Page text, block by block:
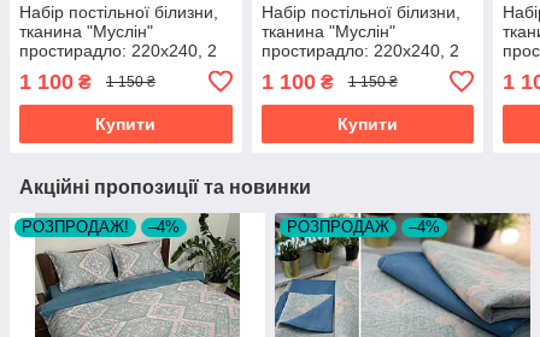
Набір постільної білизни,
тканина "Муслін"
простирадло: 220х240, 2
підковдра 200х230
1 100 ₴ 1 150 ₴
Купити
Набір постільної білизни,
тканина "Муслін"
простирадло: 220х240, 2
підковдра 200х230
1 100₴ 1 150 ₴
Купити
1
Акційні пропозиції та новинки
РОЗПРОДАЖ! –4% РОЗПРОДАЖ –4%